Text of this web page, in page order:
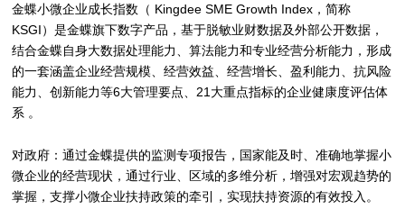
金蝶小微企业成长指数（ Kingdee SME Growth Index，简称
KSGI）是金蝶旗下数字产品，基于脱敏业财数据及外部公开数据，
结合金蝶自身大数据处理能力、算法能力和专业经营分析能力，形成
的一套涵盖企业经营规模、经营效益、经营增长、盈利能力、抗风险
能力、创新能力等6大管理要点、21大重点指标的企业健康度评估体
系 。
对政府：通过金蝶提供的监测专项报告，国家能及时、准确地掌握小
微企业的经营现状，通过行业、区域的多维分析，增强对宏观趋势的
掌握，支撑小微企业扶持政策的牵引，实现扶持资源的有效投入。